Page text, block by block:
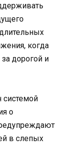
когда
дорогой и
системой
о
в слепых